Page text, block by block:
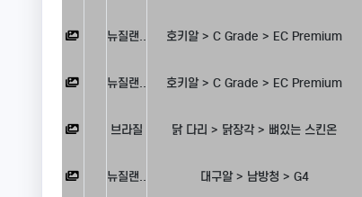
뉴질랜.. 호키알 > C Grade > EC Premium
뉴질랜.. 호키알 > C Grade > EC Premium
브라질 닭 다리 > 닭장각 > 뼈있는 스킨온
뉴질랜.. 대구알 > 남방청 > G4